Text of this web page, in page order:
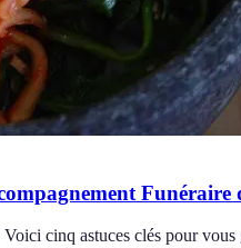
Funéraire
cinq astuces clés pour